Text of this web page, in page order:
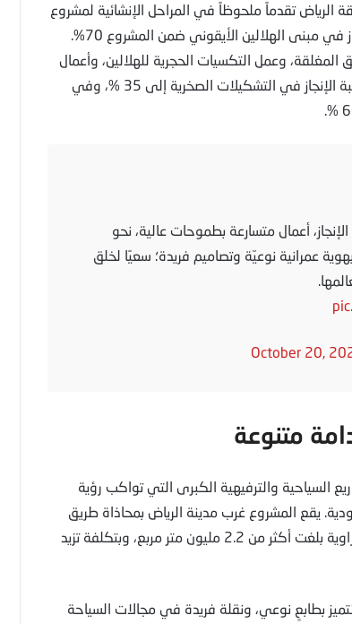
تقدماً ملحوظاً في المراحل الإنشائية لمشروع
حدائق الملك عبد الله العالمية، إذ تجاوزت نسبة الإنجاز في مبنى الهلالين الأيقوني ضمن المشروع 70%.
المغلقة، وعمل التكسيات الحجرية للهلالين، وأعمال
فواصل التمدد لتغطية الهيكل المعدني، ووصلت نسبة الإنجاز في التشكيلات الصخرية إلى 35 %، وفي
بتفاصيله المميزة يتجاوز 70٪ من الإنجاز، أعمال متسارعة بطموحات عالية، نحو
عمرانية نوعيّة وتصاميم فريدة؛ سعيًا لخلق
October 20,
متنوعة
السياحية والترفيهية الكبرى التي تواكب رؤية
السعودية. يقع المشروع غرب مدينة الرياض بمحاذاة طريق
جدة السريع، على مساحة شاسعة من الأراضي الصحراوية بلغت أكثر من 2.2 مليون متر مربع، وبتكلفة تزيد
بطابعٍ نوعي، ونقلة فريدة في مجالات السياحة